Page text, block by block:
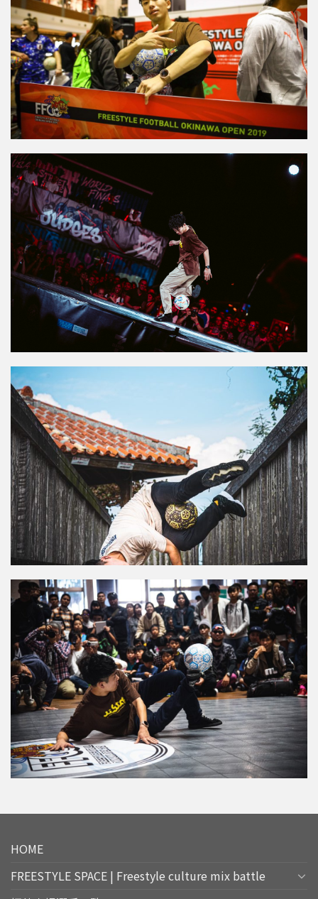
HOME
FREESTYLE SPACE | Freestyle culture mix battle